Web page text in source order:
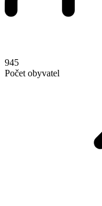
945
Počet obyvatel